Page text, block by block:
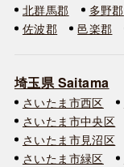
北群馬郡
多野郡
佐波郡
邑楽郡
埼玉県 Saitama
さいたま市西区
さいたま市中央区
さいたま市見沼区
さいたま市緑区